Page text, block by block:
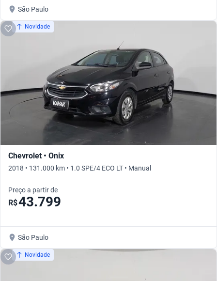
São Paulo
Novidade
Chevrolet • Onix
2018 • 131.000 km • 1.0 SPE/4 ECO LT • Manual
Preço a partir de
R$43.799
São Paulo
Novidade